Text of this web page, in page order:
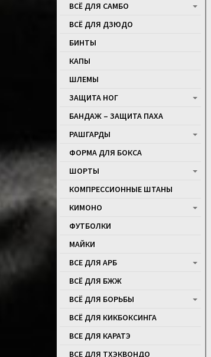
ВСЁ ДЛЯ САМБО
ВСЁ ДЛЯ ДЗЮДО
БИНТЫ
КАПЫ
ШЛЕМЫ
ЗАЩИТА НОГ
БАНДАЖ – ЗАЩИТА ПАХА
РАШГАРДЫ
ФОРМА ДЛЯ БОКСА
ШОРТЫ
КОМПРЕССИОННЫЕ ШТАНЫ
КИМОНО
ФУТБОЛКИ
МАЙКИ
ВСЕ ДЛЯ АРБ
ВСЁ ДЛЯ БЖЖ
ВСЁ ДЛЯ БОРЬБЫ
ВСЁ ДЛЯ КИКБОКСИНГА
ВСЕ ДЛЯ КАРАТЭ
ВСЕ ДЛЯ ТХЭКВОНДО